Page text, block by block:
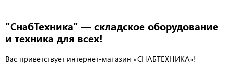
"СнабТехника" — складское оборудование
и техника для всех!
Вас приветствует интернет-магазин «СНАБТЕХНИКА»!